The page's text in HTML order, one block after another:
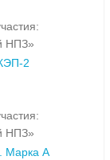
НПЗ»
2
НПЗ»
Марка А